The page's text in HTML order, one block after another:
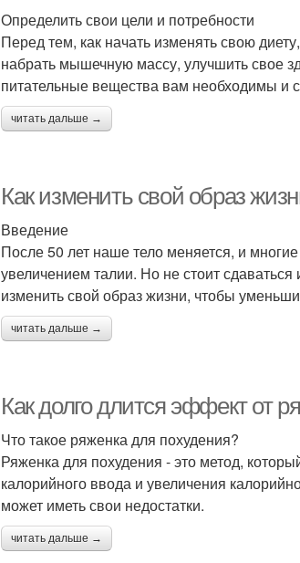
Определить свои цели и потребности
Перед тем, как начать изменять свою
набрать мышечную массу, улучшить свое
питательные вещества вам необходимы и
читать дальше →
Как изменить свой образ
Введение
После 50 лет наше тело меняется, и
увеличением талии. Но не стоит
изменить свой образ жизни, чтобы
читать дальше →
Как долго длится эффект от
Что такое ряженка для похудения?
Ряженка для похудения - это метод,
калорийного ввода и увеличения
может иметь свои недостатки.
читать дальше →